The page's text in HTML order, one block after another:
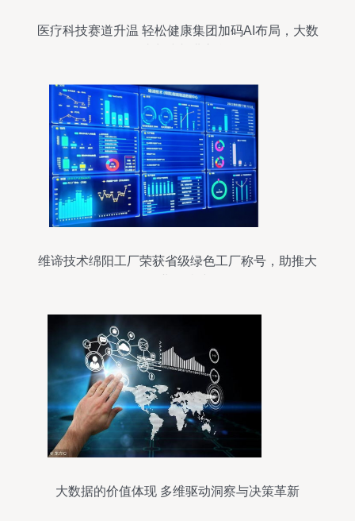
医疗科技赛道升温 轻松健康集团加码AI布局，大数
维谛技术绵阳工厂荣获省级绿色工厂称号，助推大
大数据的价值体现 多维驱动洞察与决策革新